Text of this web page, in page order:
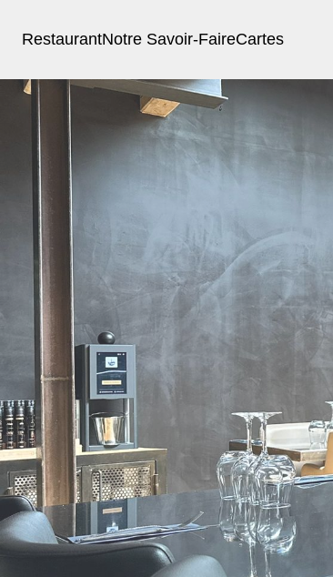
RestaurantNotre Savoir-FaireCartes